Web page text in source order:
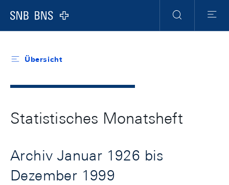
Logo
Navigation
Suche Menu
Übersicht
Statistisches Monatsheft
Archiv Januar 1926 bis
Dezember 1999